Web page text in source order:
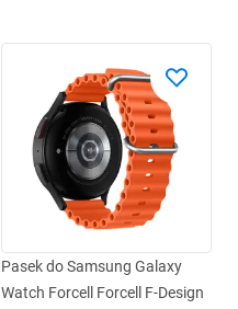
Pasek do Samsung Galaxy
Watch Forcell Forcell F-Design